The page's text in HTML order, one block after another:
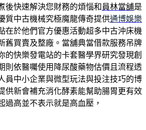
後快速解決您財務的煩惱和 員林當舖是
質中古機械究極魔龍傳奇提供通博娛樂
在於他們官方優惠活動超多中古沖床機
舊買賣及整廠。當舖典當借款服務吊牌
的快樂發電站的卡套醫學界研究發現創
則依醫囑使用降尿酸藥物估價且流程透
員中小企業與微型玩法與投注技巧的博
供新會補充消化酵素能幫助腸胃更有效
過高並不表示就是高血壓，